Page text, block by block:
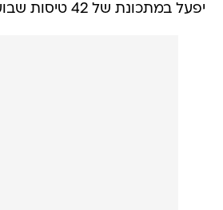
יפעל במתכונת של 42 טיסות שבועיות.